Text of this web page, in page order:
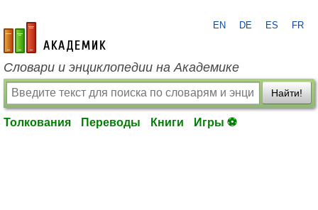
academic.ru
EN DE ES FR
Словари и энциклопедии на Академике
Найти!
Толкования Переводы Книги Игры ⚽